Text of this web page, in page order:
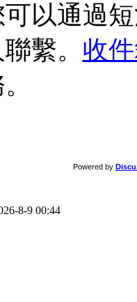
以通過
繫。 收
Powered by
8-9 00:44